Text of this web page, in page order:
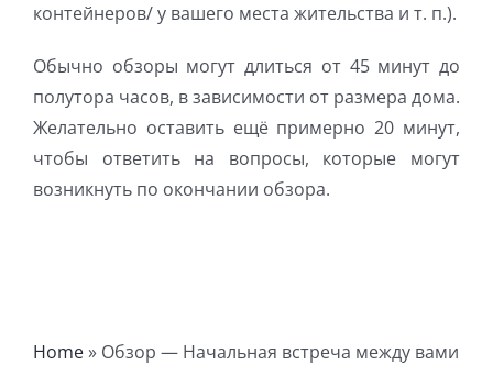
контейнеров/ у вашего места жительства и т. п.).
Обычно обзоры могут длиться от 45 минут до
полутора часов, в зависимости от размера дома.
Желательно оставить ещё примерно 20 минут,
чтобы ответить на вопросы, которые могут
возникнуть по окончании обзора.
Home» Обзор — Начальная встреча между вами